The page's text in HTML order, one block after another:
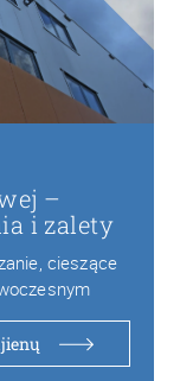
–
i zalety
cieszące